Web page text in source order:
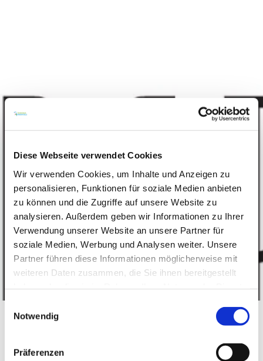
Diese Webseite verwendet Cookies
Wir verwenden Cookies, um Inhalte und Anzeigen zu
personalisieren, Funktionen für soziale Medien anbieten
zu können und die Zugriffe auf unsere Website zu
analysieren. Außerdem geben wir Informationen zu Ihrer
Verwendung unserer Website an unsere Partner für
soziale Medien, Werbung und Analysen weiter. Unsere
Partner führen diese Informationen möglicherweise mit
weiteren Daten zusammen, die Sie ihnen bereitgestellt
Notwendig
Präferenzen